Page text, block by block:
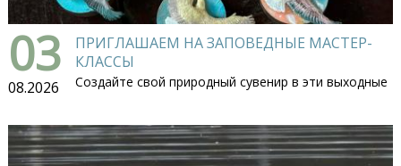
03
08.2026
ПРИГЛАШАЕМ НА ЗАПОВЕДНЫЕ МАСТЕР-
КЛАССЫ
Создайте свой природный сувенир в эти выходные